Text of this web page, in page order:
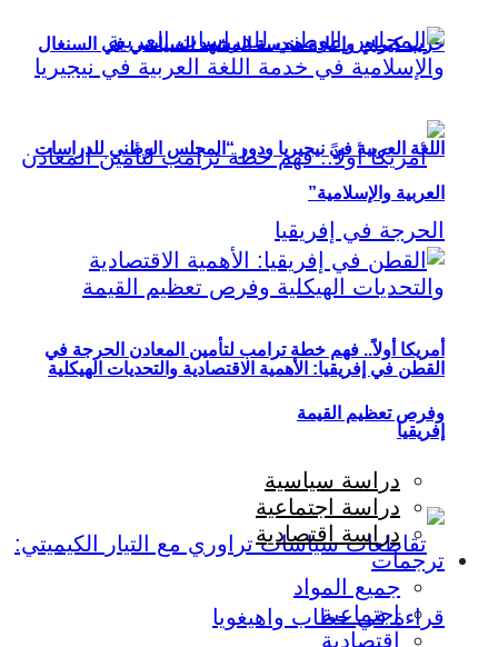
حزب كيراي وإعادة هندسة المشهد السياسي في السنغال
أمريكا أولاً.. فهم خطة ترامب لتأمين المعادن الحرجة في
إفريقيا
اللغة العربية في نيجيريا ودور “المجلس الوطني للدراسات
العربية والإسلامية”
القطن في إفريقيا: الأهمية الاقتصادية والتحديات الهيكلية
وفرص تعظيم القيمة
دراسة سياسية
دراسة اجتماعية
دراسة اقتصادية
ترجمات
جميع المواد
اجتماعية
اقتصادية